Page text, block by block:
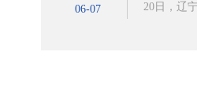
06-07
20日，辽